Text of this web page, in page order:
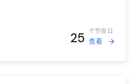
25 个节假日
查看